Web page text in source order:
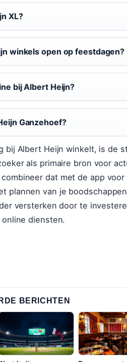
XL?
winkels open op feestdagen?
bij Albert Heijn?
Ganzehoef?
bij Albert Heijn winkelt, is de
als primaire bron voor
dat met de app
plannen van je
versterken door te
diensten.
BERICHTEN